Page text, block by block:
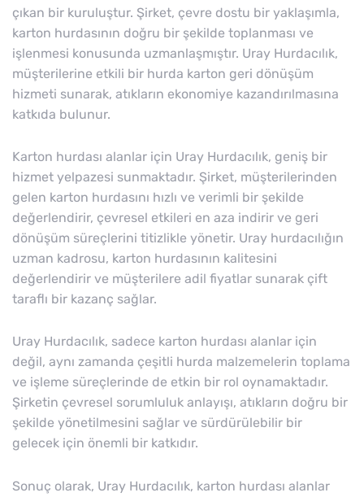
çıkan bir kuruluştur. Şirket, çevre dostu bir yaklaşımla,
karton hurdasının doğru bir şekilde toplanması ve
işlenmesi konusunda uzmanlaşmıştır. Uray Hurdacılık,
müşterilerine etkili bir hurda karton geri dönüşüm
hizmeti sunarak, atıkların ekonomiye kazandırılmasına
katkıda bulunur.
Karton hurdası alanlar için Uray Hurdacılık, geniş bir
hizmet yelpazesi sunmaktadır. Şirket, müşterilerinden
gelen karton hurdasını hızlı ve verimli bir şekilde
değerlendirir, çevresel etkileri en aza indirir ve geri
dönüşüm süreçlerini titizlikle yönetir. Uray hurdacılığın
uzman kadrosu, karton hurdasının kalitesini
değerlendirir ve müşterilere adil fiyatlar sunarak çift
taraflı bir kazanç sağlar.
Uray Hurdacılık, sadece karton hurdası alanlar için
değil, aynı zamanda çeşitli hurda malzemelerin toplama
ve işleme süreçlerinde de etkin bir rol oynamaktadır.
Şirketin çevresel sorumluluk anlayışı, atıkların doğru bir
şekilde yönetilmesini sağlar ve sürdürülebilir bir
gelecek için önemli bir katkıdır.
Sonuç olarak, Uray Hurdacılık, karton hurdası alanlar